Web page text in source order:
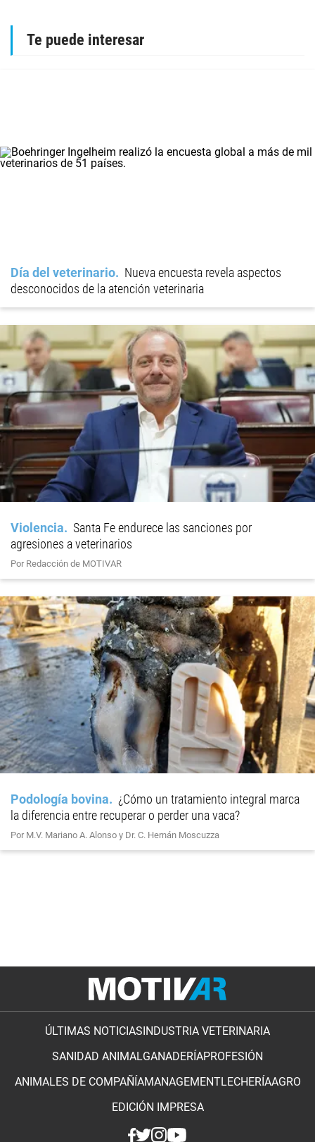
Te puede interesar
Día del veterinario
Nueva encuesta revela aspectos
desconocidos de la atención veterinaria
Violencia
Santa Fe endurece las sanciones por
agresiones a veterinarios
Por Redacción de MOTIVAR
Podología bovina
¿Cómo un tratamiento integral marca
la diferencia entre recuperar o perder una vaca?
Por M.V. Mariano A. Alonso y Dr. C. Hernán Moscuzza
ÚLTIMAS NOTICIAS INDUSTRIA VETERINARIA
SANIDAD ANIMALGANADERÍAPROFESIÓN
ANIMALES DE COMPAÑÍAMANAGEMENTLECHERÍAAGRO
EDICIÓN IMPRESA